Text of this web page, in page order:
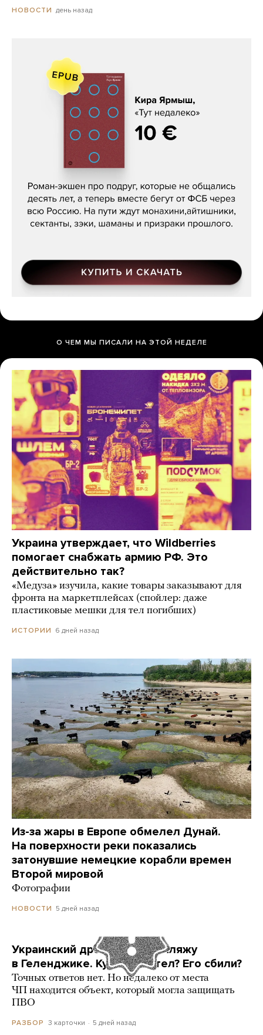
НОВОСТИ день назад
Кира Ярмыш, «Тут недалеко»
О ЧЕМ МЫ ПИСАЛИ НА ЭТОЙ НЕДЕЛЕ
Украина утверждает, что Wildberries
помогает снабжать армию РФ. Это
действительно так?
«Медуза» изучила, какие товары заказывают для
фронта на маркетплейсах (спойлер: даже
пластиковые мешки для тел погибших)
ИСТОРИИ 6 дней назад
Из-за жары в Европе обмелел Дунай.
На поверхности реки показались
затонувшие немецкие корабли времен
Второй мировой
Фотографии
НОВОСТИ 5 дней назад
Украинский дрон попал по пляжу
в Геленджике. Куда он летел? Его сбили?
Точных ответов нет. Но недалеко от места
ЧП находится объект, который могла защищать
ПВО
РАЗБОР 3 карточки 5 дней назад